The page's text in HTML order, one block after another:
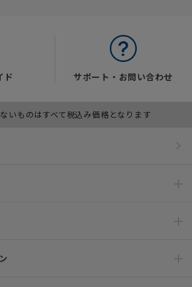
ド サポート・お問い合わせ
いものはすべて税込み価格となります